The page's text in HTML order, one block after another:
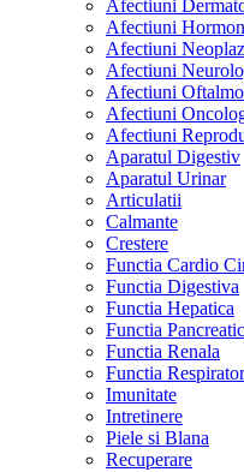
Afectiuni
Afectiuni
Afectiuni
Afectiuni
Afectiuni
Afectiuni
Afectiuni
Aparatul Digestiv
Aparatul Urinar
Articulatii
Calmante
Crestere
Functia Cardio
Functia Digestiva
Functia Hepatica
Functia
Functia Renala
Functia
Imunitate
Intretinere
Piele si Blana
Recuperare